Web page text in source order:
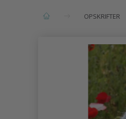
OPSKRIFTER